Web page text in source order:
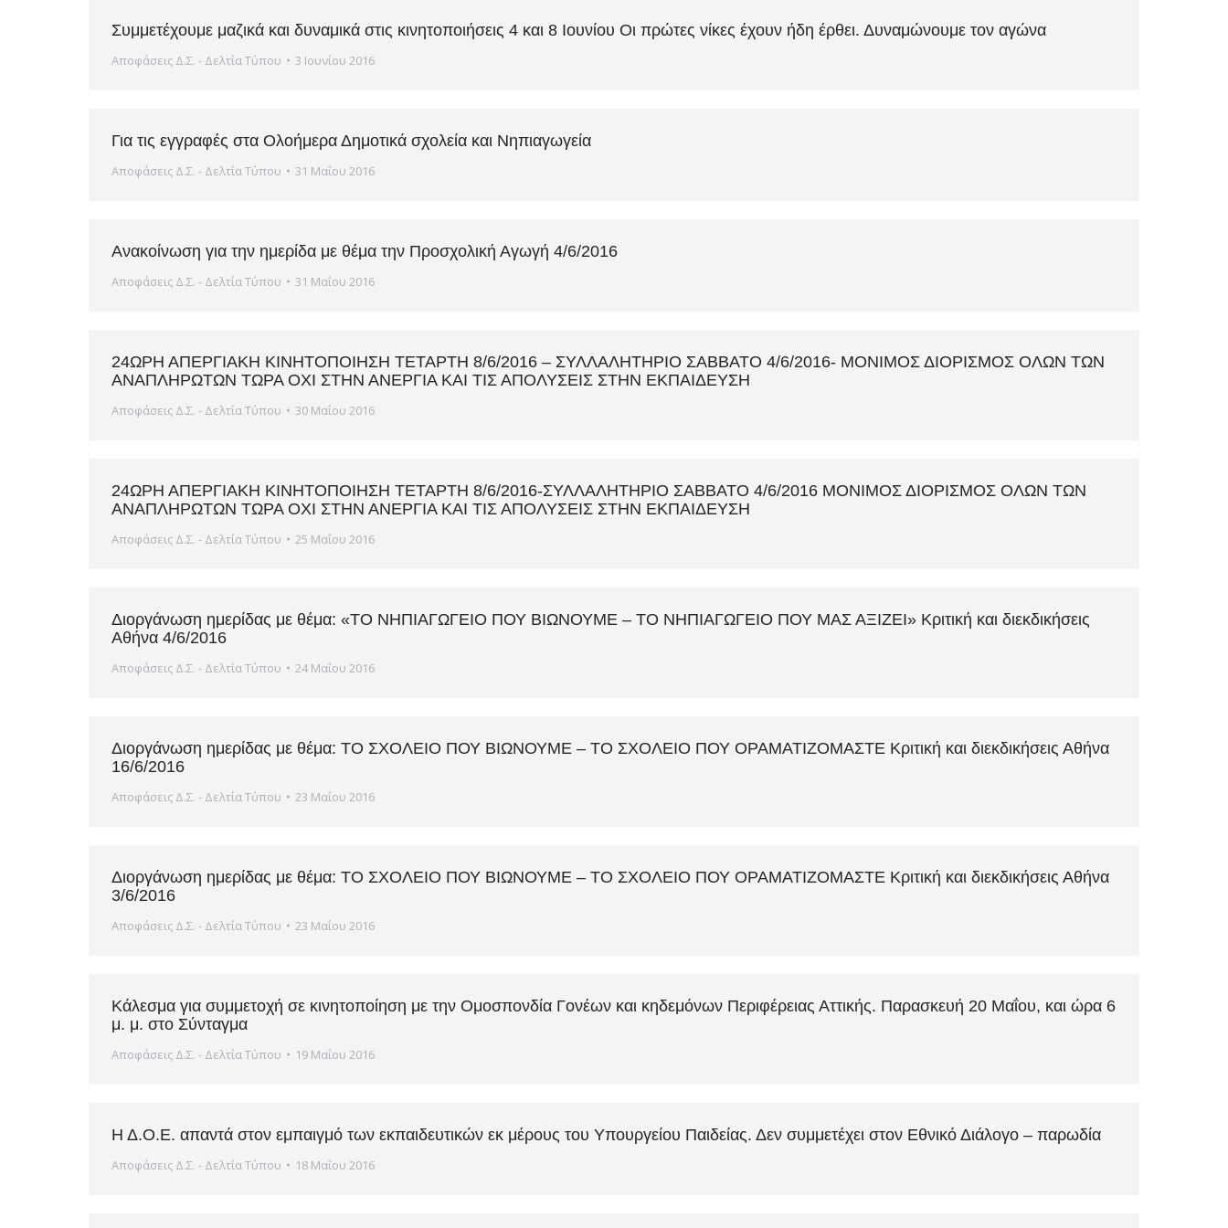
Συμμετέχουμε μαζικά και δυναμικά στις κινητοποιήσεις 4 και 8 Ιουνίου Οι πρώτες νίκες έχουν ήδη έρθει. Δυναμώνουμε τον αγώνα
Αποφάσεις Δ.Σ. - Δελτία Τύπου 3 Ιουνίου 2016
Για τις εγγραφές στα Ολοήμερα Δημοτικά σχολεία και Νηπιαγωγεία
Αποφάσεις Δ.Σ. - Δελτία Τύπου 31 Μαΐου 2016
Ανακοίνωση για την ημερίδα με θέμα την Προσχολική Αγωγή 4/6/2016
Αποφάσεις Δ.Σ. - Δελτία Τύπου 31 Μαΐου 2016
24ΩΡΗ ΑΠΕΡΓΙΑΚΗ ΚΙΝΗΤΟΠΟΙΗΣΗ ΤΕΤΑΡΤΗ 8/6/2016 – ΣΥΛΛΑΛΗΤΗΡΙΟ ΣΑΒΒΑΤΟ 4/6/2016- ΜΟΝΙΜΟΣ ΔΙΟΡΙΣΜΟΣ ΟΛΩΝ ΤΩΝ
ΑΝΑΠΛΗΡΩΤΩΝ ΤΩΡΑ ΟΧΙ ΣΤΗΝ ΑΝΕΡΓΙΑ ΚΑΙ ΤΙΣ ΑΠΟΛΥΣΕΙΣ ΣΤΗΝ ΕΚΠΑΙΔΕΥΣΗ
Αποφάσεις Δ.Σ. - Δελτία Τύπου 30 Μαΐου 2016
24ΩΡΗ ΑΠΕΡΓΙΑΚΗ ΚΙΝΗΤΟΠΟΙΗΣΗ ΤΕΤΑΡΤΗ 8/6/2016-ΣΥΛΛΑΛΗΤΗΡΙΟ ΣΑΒΒΑΤΟ 4/6/2016 ΜΟΝΙΜΟΣ ΔΙΟΡΙΣΜΟΣ ΟΛΩΝ ΤΩΝ
ΑΝΑΠΛΗΡΩΤΩΝ ΤΩΡΑ ΟΧΙ ΣΤΗΝ ΑΝΕΡΓΙΑ ΚΑΙ ΤΙΣ ΑΠΟΛΥΣΕΙΣ ΣΤΗΝ ΕΚΠΑΙΔΕΥΣΗ
Αποφάσεις Δ.Σ. - Δελτία Τύπου 25 Μαΐου 2016
Διοργάνωση ημερίδας με θέμα: «ΤΟ ΝΗΠΙΑΓΩΓΕΙΟ ΠΟΥ ΒΙΩΝΟΥΜΕ – ΤΟ ΝΗΠΙΑΓΩΓΕΙΟ ΠΟΥ ΜΑΣ ΑΞΙΖΕΙ» Κριτική και διεκδικήσεις
Αθήνα 4/6/2016
Αποφάσεις Δ.Σ. - Δελτία Τύπου 24 Μαΐου 2016
Διοργάνωση ημερίδας με θέμα: ΤΟ ΣΧΟΛΕΙΟ ΠΟΥ ΒΙΩΝΟΥΜΕ – ΤΟ ΣΧΟΛΕΙΟ ΠΟΥ ΟΡΑΜΑΤΙΖΟΜΑΣΤΕ Κριτική και διεκδικήσεις Αθήνα
16/6/2016
Αποφάσεις Δ.Σ. - Δελτία Τύπου 23 Μαΐου 2016
Διοργάνωση ημερίδας με θέμα: ΤΟ ΣΧΟΛΕΙΟ ΠΟΥ ΒΙΩΝΟΥΜΕ – ΤΟ ΣΧΟΛΕΙΟ ΠΟΥ ΟΡΑΜΑΤΙΖΟΜΑΣΤΕ Κριτική και διεκδικήσεις Αθήνα
3/6/2016
Αποφάσεις Δ.Σ. - Δελτία Τύπου 23 Μαΐου 2016
Κάλεσμα για συμμετοχή σε κινητοποίηση με την Ομοσπονδία Γονέων και κηδεμόνων Περιφέρειας Αττικής. Παρασκευή 20 Μαΐου, και ώρα 6
μ. μ. στο Σύνταγμα
Αποφάσεις Δ.Σ. - Δελτία Τύπου 19 Μαΐου 2016
Η Δ.Ο.Ε. απαντά στον εμπαιγμό των εκπαιδευτικών εκ μέρους του Υπουργείου Παιδείας. Δεν συμμετέχει στον Εθνικό Διάλογο – παρωδία
Αποφάσεις Δ.Σ. - Δελτία Τύπου 18 Μαΐου 2016